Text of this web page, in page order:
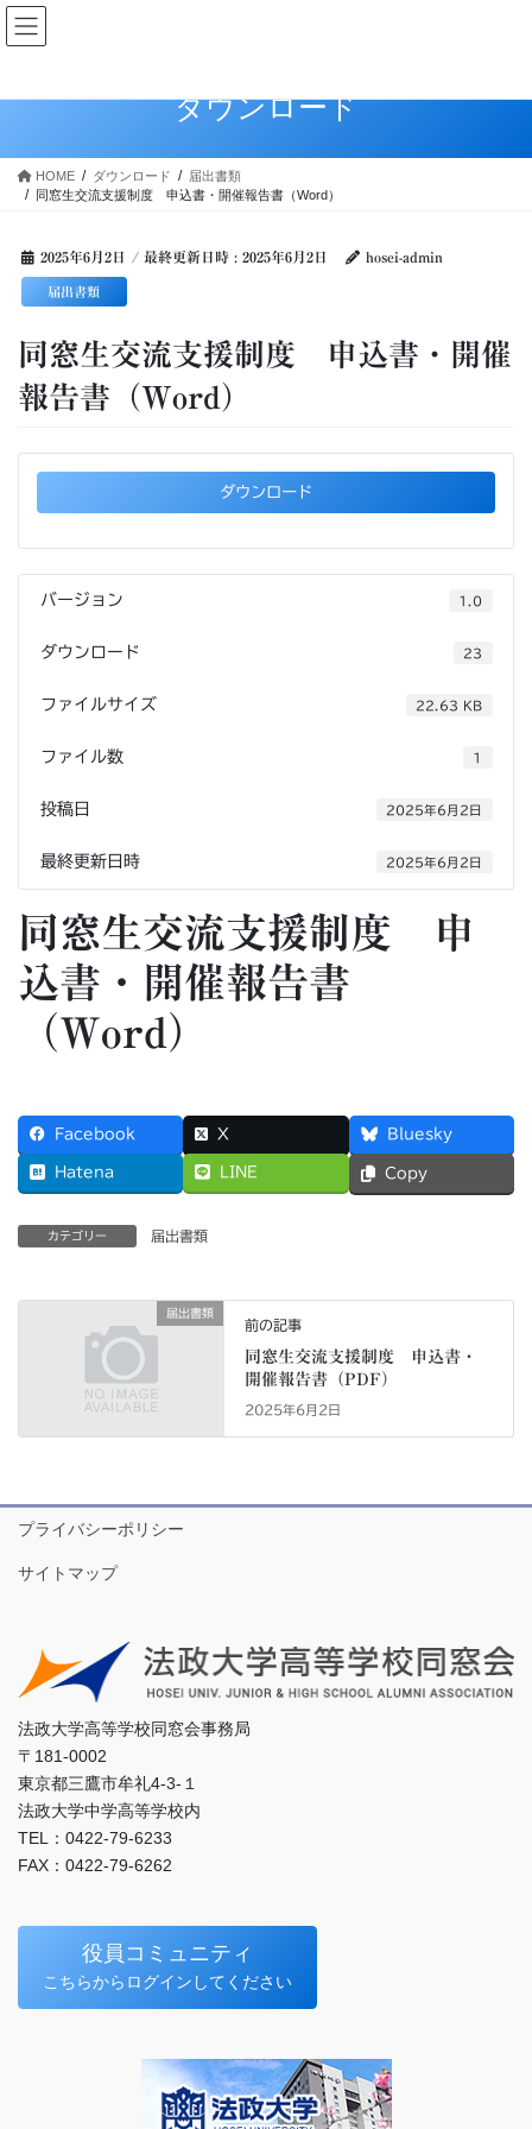
コ
ン
ス
ナ
ビ
ン
ダウンロード
HOME ダウンロード
届出書類
同窓生交流支援制度 申込書・開催報告書（Word）
2025年6月2日 / 最終更新日時 : 2025年6月2日 hosei-admin
届出書類
同窓生交流支援制度 申込書・開催
報告書（Word）
ダウンロード
バージョン 1.0
ダウンロード 23
ファイルサイズ 22.63 KB
ファイル数 1
投稿日 2025年6月2日
最終更新日時 2025年6月2日
同窓生交流支援制度 申
込書・開催報告書
（Word）
Facebook X Bluesky
Hatena LINE Copy
カテゴリー 届出書類
届出書類
前の記事
同窓生交流支援制度 申込書・
開催報告書（PDF）
2025年6月2日
プライバシーポリシー
サイトマップ
法政大学高等学校同窓会事務局
〒181-0002
東京都三鷹市牟礼4-3-１
法政大学中学高等学校内
TEL：0422-79-6233
FAX：0422-79-6262
役員コミュニティ
こちらからログインしてください